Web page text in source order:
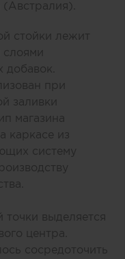
стойки лежит
слоями
при
заливки
магазина
каркасе из
систему
выделяется
центра.
сосредоточить